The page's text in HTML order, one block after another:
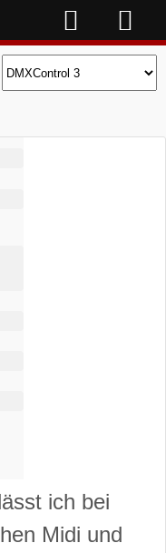
ich bei
Midi und